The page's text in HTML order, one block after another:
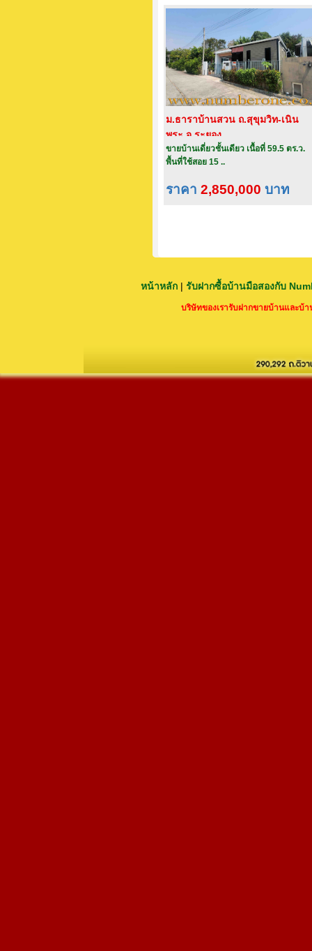
ม.ธาราบ้านสวน ถ.สุขุมวิท-เนิน
พระ จ.ระยอง
ขายบ้านเดี่ยวชั้นเดียว เนื้อที่ 59.5 ตร.ว.
พื้นที่ใช้สอย 15 ..
ราคา 2,850,000 บาท
หน้าหลัก| รับฝากซื้อบ้านมือสองกับ
บริษัทของเรารับฝากขายบ้านและบ้